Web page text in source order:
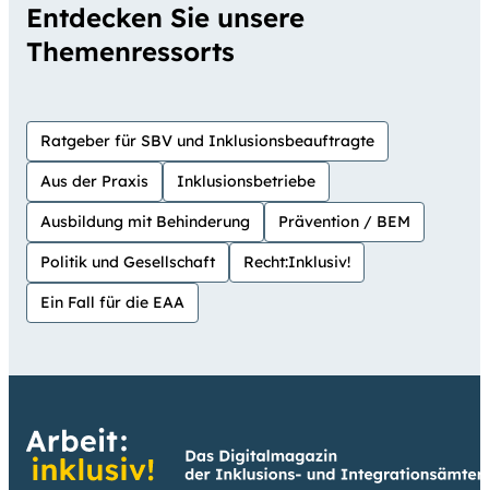
Entdecken Sie unsere
Themenressorts
Ratgeber für SBV und Inklusionsbeauftragte
Aus der Praxis Inklusionsbetriebe
Ausbildung mit Behinderung Prävention / BEM
Politik und Gesellschaft Recht:Inklusiv!
Ein Fall für die EAA